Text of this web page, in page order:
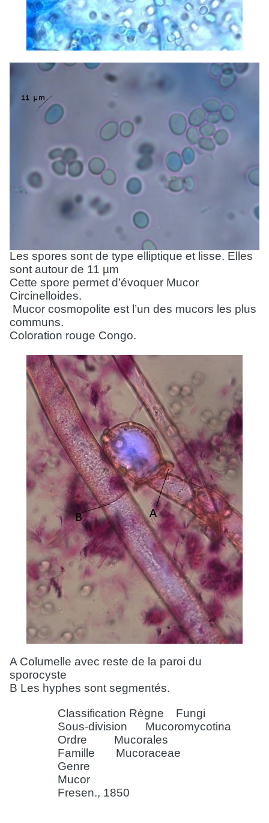
Les spores sont de type elliptique et lisse. Elles
sont autour de 11 µm
Cette spore permet d’évoquer Mucor
Circinelloides.
Mucor cosmopolite est l’un des mucors les plus
communs.
Coloration rouge Congo.
A Columelle avec reste de la paroi du
sporocyste
B Les hyphes sont segmentés.
Classification Règne
Fungi
Sous-division
Mucoromycotina
Ordre
Mucorales
Famille
Mucoraceae
Genre
Mucor
Fresen., 1850